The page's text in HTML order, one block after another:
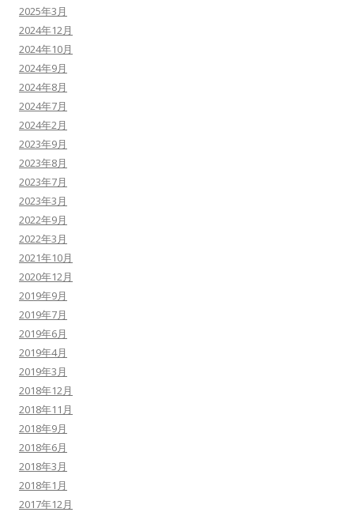
2025年3月
2024年12月
2024年10月
2024年9月
2024年8月
2024年7月
2024年2月
2023年9月
2023年8月
2023年7月
2023年3月
2022年9月
2022年3月
2021年10月
2020年12月
2019年9月
2019年7月
2019年6月
2019年4月
2019年3月
2018年12月
2018年11月
2018年9月
2018年6月
2018年3月
2018年1月
2017年12月